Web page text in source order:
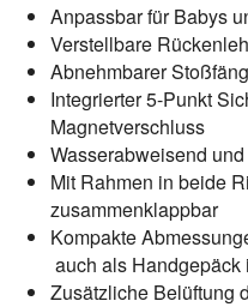
Anpassbar für Babys
Verstellbare
Abnehmbarer
Integrierter 5-Punkt
Magnetverschluss
Wasserabweisend
Mit Rahmen in beide
zusammenklappbar
Kompakte
auch als
Zusätzliche Belüftung